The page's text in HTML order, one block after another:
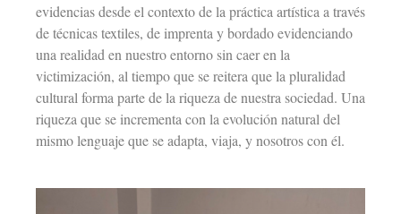
evidencias desde el contexto de la práctica artística a través
de técnicas textiles, de imprenta y bordado evidenciando
una realidad en nuestro entorno sin caer en la
victimización, al tiempo que se reitera que la pluralidad
cultural forma parte de la riqueza de nuestra sociedad. Una
riqueza que se incrementa con la evolución natural del
mismo lenguaje que se adapta, viaja, y nosotros con él.